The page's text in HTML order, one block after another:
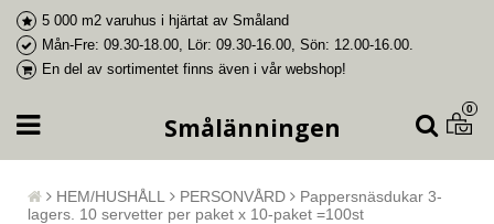
5 000 m2 varuhus i hjärtat av Småland
Mån-Fre: 09.30-18.00, Lör: 09.30-16.00, Sön: 12.00-16.00.
En del av sortimentet finns även i vår webshop!
Smålänningen
0
HEM/HUSHÅLL PERSONVÅRD
Pappersnäsdukar 3-
lagers. 10 servetter per paket x 10-paket =100st